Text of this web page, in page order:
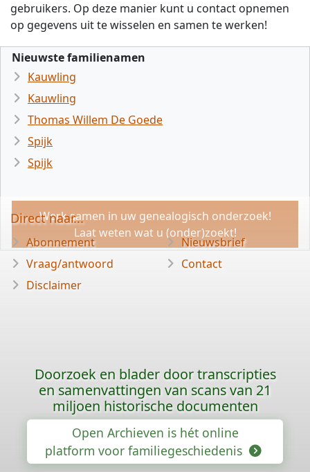
gebruikers. Op deze manier kunt u contact opnemen
op gegevens uit te wisselen en samen te werken!
Nieuwste familienamen
Kauwling
Kauwling
Thomas Willem De Goede
Spijk
Spijk
Werk samen in uw genealogisch onderzoek!
Laat weten wat u (onder)zoekt!
Direct naar...
Abonnement
Vraag/antwoord
Disclaimer
Nieuwsbrief
Contact
Doorzoek en blader door transcripties
en samenvattingen van scans van 21
miljoen historische documenten
Open Archieven is hét online
platform voor familiegeschiedenis